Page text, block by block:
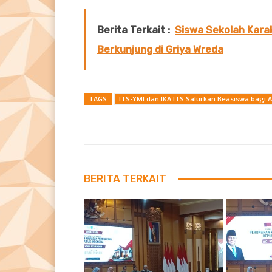
Berita Terkait : Siswa Sekolah
Berkunjung di Griya Wreda
TAGS ITS-YMI dan IKA ITS Salurkan Beasiswa bagi
BERITA TERKAIT